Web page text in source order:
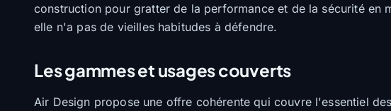
construction pour gratter de la performance et de la sécurité en
elle n'a pas de vieilles habitudes à défendre.
Les gammes et usages couverts
Air Design propose une offre cohérente qui couvre l'essentiel